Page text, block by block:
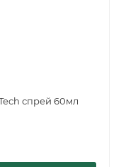
спрей 60мл